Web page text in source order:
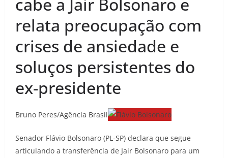
cabe a Jair Bolsonaro e
relata preocupação com
crises de ansiedade e
soluços persistentes do
ex-presidente
Bruno Peres/Agência Brasil
Senador Flávio Bolsonaro (PL-SP) declara que segue
articulando a transferência de Jair Bolsonaro para um